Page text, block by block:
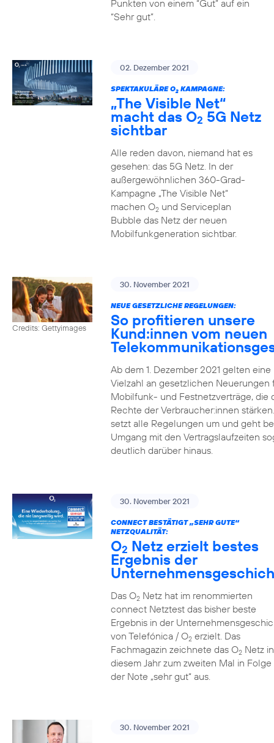
Punkten von einem “Gut” auf ein
“Sehr gut”.
02. Dezember 2021
SPEKTAKULÄRE O2KAMPAGNE:
„The Visible Net“
macht das O2 5G Netz
sichtbar
Alle reden davon, niemand hat es
gesehen: das 5G Netz. In der
außergewöhnlichen 360-Grad-
Kampagne „The Visible Net“
machen O2und Serviceplan
Bubble das Netz der neuen
Mobilfunkgeneration sichtbar.
Credits: Gettyimages
30. November 2021
NEUE GESETZLICHE REGELUNGEN:
So profitieren unsere
Kund:innen vom neuen
Ab dem 1. Dezember 2021 gelten eine
Vielzahl an gesetzlichen Neuerungen
Mobilfunk- und Festnetzverträge, die
Rechte der Verbraucher:innen
setzt alle Regelungen um und geht
Umgang mit den Vertragslaufzeiten
deutlich darüber hinaus.
30. November 2021
CONNECT BESTÄTIGT „SEHR GUTE“
NETZQUALITÄT:
O2 Netz erzielt bestes
Ergebnis der
Das O2Netz hat im renommierten
connect Netztest das bisher beste
Ergebnis in der
von Telefónica / O2erzielt. Das
Fachmagazin zeichnete das O2Netz in
diesem Jahr zum zweiten Mal in Folge
der Note „sehr gut“ aus.
30. November 2021